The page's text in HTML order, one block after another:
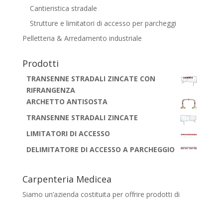
Cantieristica stradale
Strutture e limitatori di accesso per parcheggi
Pelletteria & Arredamento industriale
Prodotti
TRANSENNE STRADALI ZINCATE CON
RIFRANGENZA
ARCHETTO ANTISOSTA
TRANSENNE STRADALI ZINCATE
LIMITATORI DI ACCESSO
DELIMITATORE DI ACCESSO A PARCHEGGIO
Carpenteria Medicea
Siamo un’azienda costituita per offrire prodotti di